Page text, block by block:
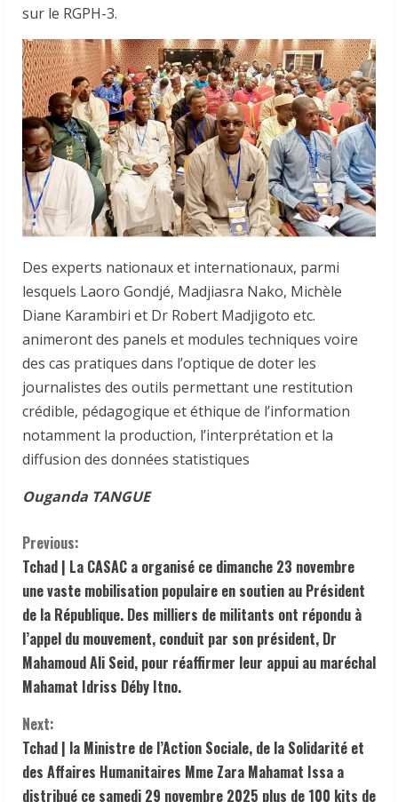
sur le RGPH-3.
Des experts nationaux et internationaux, parmi
lesquels Laoro Gondjé, Madjiasra Nako, Michèle
Diane Karambiri et Dr Robert Madjigoto etc.
animeront des panels et modules techniques voire
des cas pratiques dans l’optique de doter les
journalistes des outils permettant une restitution
crédible, pédagogique et éthique de l’information
notamment la production, l’interprétation et la
diffusion des données statistiques
Ouganda TANGUE
C
o
n
t
i
n
u
Previous:
Tchad | La CASAC a organisé ce dimanche 23 novembre
une vaste mobilisation populaire en soutien au Président
de la République. Des milliers de militants ont répondu à
l’appel du mouvement, conduit par son président, Dr
Mahamoud Ali Seid, pour réaffirmer leur appui au maréchal
Mahamat Idriss Déby Itno.
Next:
Tchad | la Ministre de l’Action Sociale, de la Solidarité et
des Affaires Humanitaires Mme Zara Mahamat Issa a
distribué ce samedi 29 novembre 2025 plus de 100 kits de